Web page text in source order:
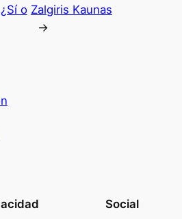
o Zalgiris Kaunas
→
Social